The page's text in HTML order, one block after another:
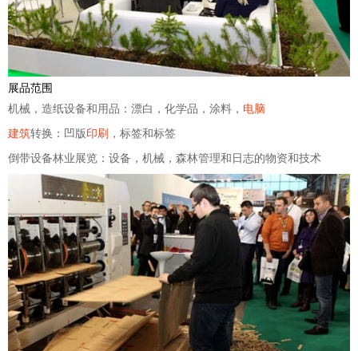
展品范围
机械，造纸设备和用品：漂白，化学品，涂料， 电脑
建筑转换：凹版印刷 ，标签和标签
倒带设备林业展览：设备，机械，森林管理和日志的物资和技术